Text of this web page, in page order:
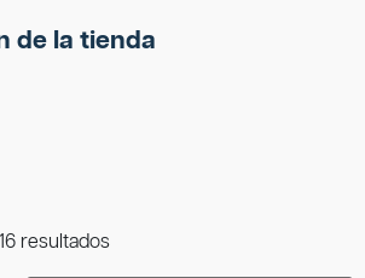
de la tienda
resultados